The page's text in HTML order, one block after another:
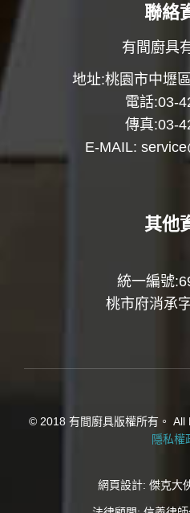
聯絡
有間廚具
地址:桃園市中壢
電話:03-
傳真:03-
E-MAIL:
其他
統一編號
桃市府消承
© 2018 有間廚具版權所有。 All
隱私權
網頁設計: 傑克大